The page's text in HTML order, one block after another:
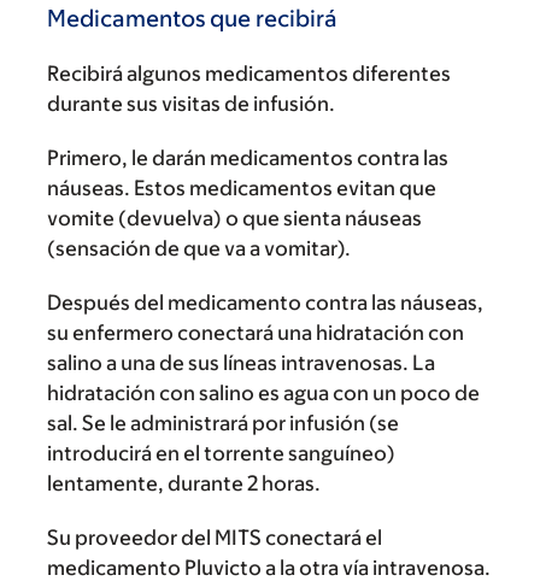
Medicamentos que recibirá
Recibirá algunos medicamentos diferentes
durante sus visitas de infusión.
Primero, le darán medicamentos contra las
náuseas. Estos medicamentos evitan que
vomite (devuelva) o que sienta náuseas
(sensación de que va a vomitar).
Después del medicamento contra las náuseas,
su enfermero conectará una hidratación con
salino a una de sus líneas intravenosas. La
hidratación con salino es agua con un poco de
sal. Se le administrará por infusión (se
introducirá en el torrente sanguíneo)
lentamente, durante 2 horas.
Su proveedor del MITS conectará el
medicamento Pluvicto a la otra vía intravenosa.